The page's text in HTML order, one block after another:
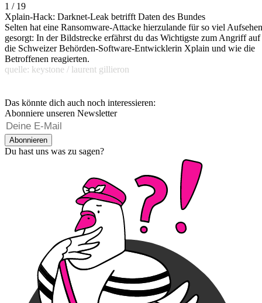
1 / 19
Xplain-Hack: Darknet-Leak betrifft Daten des Bundes
Selten hat eine Ransomware-Attacke hierzulande für so viel Aufsehen
gesorgt: In der Bildstrecke erfährst du das Wichtigste zum Angriff auf
die Schweizer Behörden-Software-Entwicklerin Xplain und wie die
Betroffenen reagierten.
quelle: keystone / laurent gillieron
Das könnte dich auch noch interessieren:
Abonniere unseren Newsletter
Abonnieren
Du hast uns was zu sagen?